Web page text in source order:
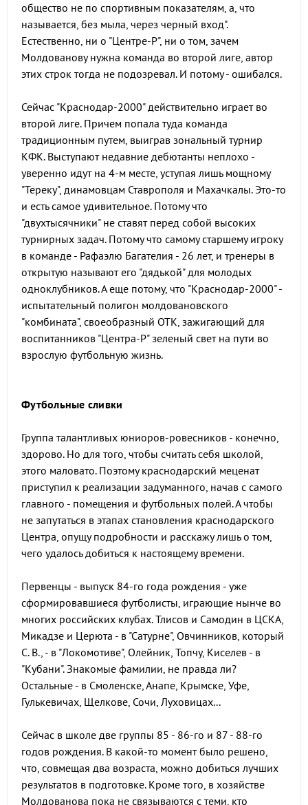
общество не по спортивным показателям, а, что
называется, без мыла, через черный вход".
Естественно, ни о "Центре-Р", ни о том, зачем
Молдованову нужна команда во второй лиге, автор
этих строк тогда не подозревал. И потому - ошибался.
Сейчас "Краснодар-2000" действительно играет во
второй лиге. Причем попала туда команда
традиционным путем, выиграв зональный турнир
КФК. Выступают недавние дебютанты неплохо -
уверенно идут на 4-м месте, уступая лишь мощному
"Тереку", динамовцам Ставрополя и Махачкалы. Это-то
и есть самое удивительное. Потому что
"двухтысячники" не ставят перед собой высоких
турнирных задач. Потому что самому старшему игроку
в команде - Рафаэлю Багателия - 26 лет, и тренеры в
открытую называют его "дядькой" для молодых
одноклубников. А еще потому, что "Краснодар-2000" -
испытательный полигон молдовановского
"комбината", своеобразный ОТК, зажигающий для
воспитанников "Центра-Р" зеленый свет на пути во
взрослую футбольную жизнь.
Футбольные сливки
Группа талантливых юниоров-ровесников - конечно,
здорово. Но для того, чтобы считать себя школой,
этого маловато. Поэтому краснодарский меценат
приступил к реализации задуманного, начав с самого
главного - помещения и футбольных полей. А чтобы
не запутаться в этапах становления краснодарского
Центра, опущу подробности и расскажу лишь о том,
чего удалось добиться к настоящему времени.
Первенцы - выпуск 84-го года рождения - уже
сформировавшиеся футболисты, играющие нынче во
многих российских клубах. Тлисов и Самодин в ЦСКА,
Микадзе и Церюта - в "Сатурне", Овчинников, который
С. В., - в "Локомотиве", Олейник, Топчу, Киселев - в
"Кубани". Знакомые фамилии, не правда ли?
Остальные - в Смоленске, Анапе, Крымске, Уфе,
Гулькевичах, Щелкове, Сочи, Луховицах...
Сейчас в школе две группы 85 - 86-го и 87 - 88-го
годов рождения. В какой-то момент было решено,
что, совмещая два возраста, можно добиться лучших
результатов в подготовке. Кроме того, в хозяйстве
Молдованова пока не связываются с теми, кто